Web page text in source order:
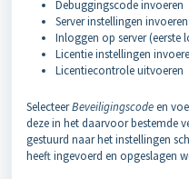
Debuggingscode invoeren
Server instellingen invoeren
Inloggen op server (eerste
Licentie instellingen
Licentiecontrole uitvoeren
SelecteerBeveiligingscodeen
deze in het daarvoor bestemde
gestuurd naar het instellingen
heeft ingevoerd en opgeslagen